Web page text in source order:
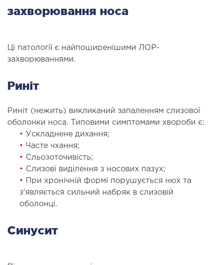
епіляція
ЗАХВОРЮВАНЬ
печінки і жовчних проток
ХІРУРГІЯ
операції під контролем УЗД
ХІРУРГІЯ
захворювання носа
Ці патології є найпоширенішими ЛОР-
захворюваннями.
Риніт
Риніт (нежить) викликаний запаленням слизової
оболонки носа. Типовими симптомами хвороби є:
• Ускладнене дихання;
• Часте чхання;
• Сльозоточивість;
• Слизові виділення з носових пазух;
•
При хронічній формі порушується нюх та
з'являється сильний набряк в слизовій
оболонці.
Синусит